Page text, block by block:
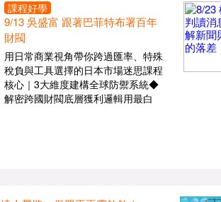
課程好學
9/13 吳盛富 跟著巴菲特布署百年
財閥
用日常商業視角帶你跨過匯率、特殊
稅負與工具選擇的日本市場迷思課程
核心｜3大維度建構全球防禦系統◆
解密跨國財閥底層獲利邏輯用最白